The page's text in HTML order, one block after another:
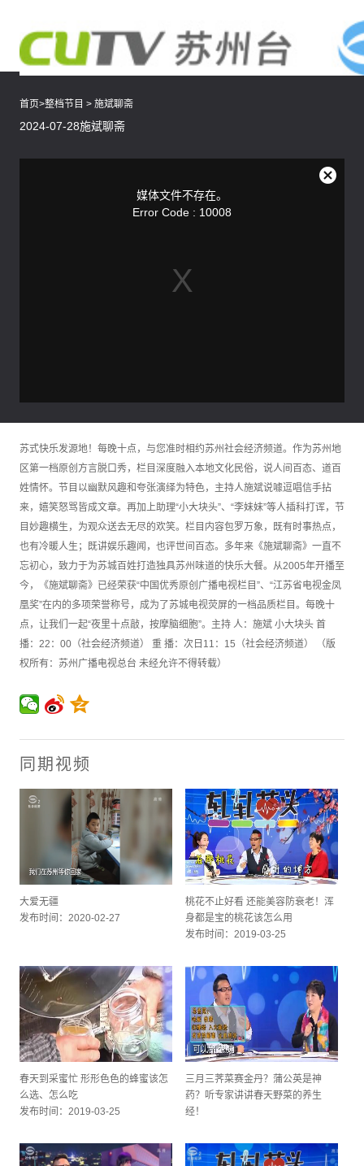
首页>整档节目 > 施斌聊斋
2024-07-28施斌聊斋
媒体文件不存在。
Error Code : 10008
关
苏式快乐发源地！每晚十点，与您准时相约苏州社会经济频道。作为苏州地
区第一档原创方言脱口秀，栏目深度融入本地文化民俗，说人间百态、道百
姓情怀。节目以幽默风趣和夸张演绎为特色，主持人施斌说噱逗唱信手拈
来，嬉笑怒骂皆成文章。再加上助理“小大块头”、“李妹妹”等人插科打诨，节
目妙趣横生，为观众送去无尽的欢笑。栏目内容包罗万象，既有时事热点，
也有冷暖人生；既讲娱乐趣闻，也评世间百态。多年来《施斌聊斋》一直不
忘初心，致力于为苏城百姓打造独具苏州味道的快乐大餐。从2005年开播至
今，《施斌聊斋》已经荣获“中国优秀原创广播电视栏目”、“江苏省电视金凤
凰奖”在内的多项荣誉称号，成为了苏城电视荧屏的一档品质栏目。每晚十
点，让我们一起“夜里十点敲，按摩脑细胞”。主持 人：施斌 小大块头 首
播：22：00（社会经济频道） 重 播：次日11：15（社会经济频道） （版
权所有：苏州广播电视总台 未经允许不得转载）
同期视频
大爱无疆
发布时间：2020-02-27
桃花不止好看 还能美容防衰老！浑
身都是宝的桃花该怎么用
发布时间：2019-03-25
春天到采蜜忙 形形色色的蜂蜜该怎
么选、怎么吃
发布时间：2019-03-25
三月三荠菜赛金丹？蒲公英是神
药？听专家讲讲春天野菜的养生
经！